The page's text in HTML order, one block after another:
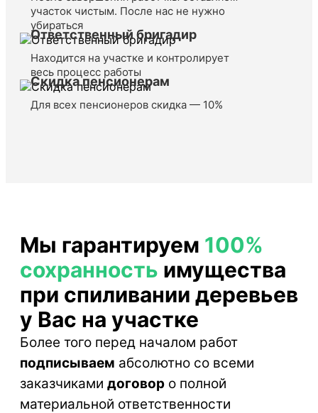
участок чистым. После нас не нужно
убираться
Ответственный бригадир
Находится на участке и контролирует
весь процесс работы
Скидка пенсионерам
Для всех пенсионеров скидка — 10%
Мы гарантируем 100%
сохранность имущества
при спиливании деревьев
у Вас на участке
Более того перед началом работ
подписываем абсолютно со всеми
заказчиками договор о полной
материальной ответственности